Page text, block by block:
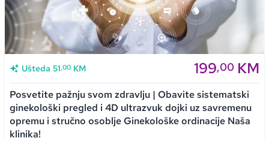
Ušteda 51,00 KM 199,00 KM
Posvetite pažnju svom zdravlju | Obavite sistematski
ginekološki pregled i 4D ultrazvuk dojki uz savremenu
opremu i stručno osoblje Ginekološke ordinacije Naša
klinika!